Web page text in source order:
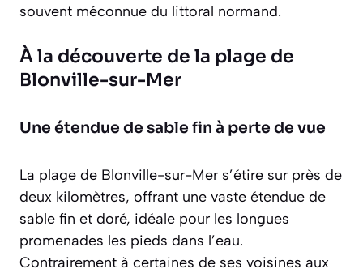
souvent méconnue du littoral normand.
À la découverte de la plage de
Blonville-sur-Mer
Une étendue de sable fin à perte de vue
La plage de Blonville-sur-Mer s’étire sur près de
deux kilomètres, offrant une vaste étendue de
sable fin et doré, idéale pour les longues
promenades les pieds dans l’eau.
Contrairement à certaines de ses voisines aux